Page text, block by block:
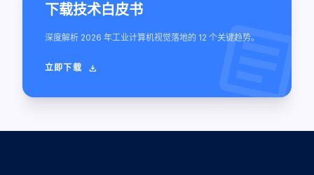
下载技术白皮书
深度解析 2026 年工业计算机视觉落地的 12 个关键趋势。
立即下载 download article